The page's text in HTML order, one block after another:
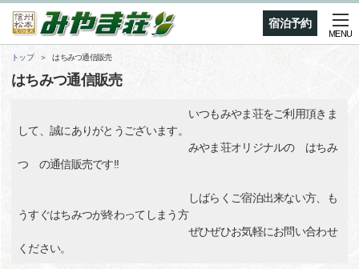
宿泊予約
MENU
トップ はちみつ通信販売
はちみつ通信販売
いつもみやま荘をご利用頂きま
して、誠にありがとうございます。
みやま荘オリジナルの はちみ
つ の通信販売です!!
しばらくご宿泊出来ない方、も
うすぐはちみつが終わってしまう方
ぜひぜひお気軽にお問い合わせ
ください。